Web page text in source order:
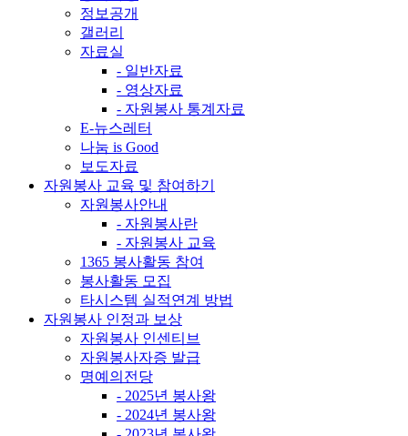
정보공개
갤러리
자료실
- 일반자료
- 영상자료
- 자원봉사 통계자료
E-뉴스레터
나눔 is Good
보도자료
자원봉사 교육 및 참여하기
자원봉사안내
- 자원봉사란
- 자원봉사 교육
1365 봉사활동 참여
봉사활동 모집
타시스템 실적연계 방법
자원봉사 인정과 보상
자원봉사 인센티브
자원봉사자증 발급
명예의전당
- 2025년 봉사왕
- 2024년 봉사왕